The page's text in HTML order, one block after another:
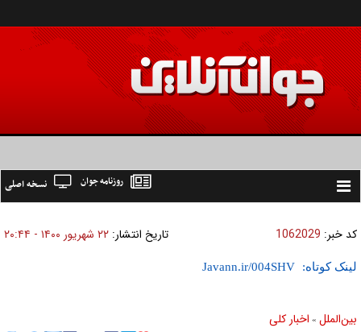
Toggle
نسخه اصلی روزنامه جوان
کد خبر: 1062029 تاریخ انتشار: ۲۲ شهريور ۱۴۰۰ - ۲۰:۴۴
لینک کوتاه:
بين‌الملل » اخبار كلی